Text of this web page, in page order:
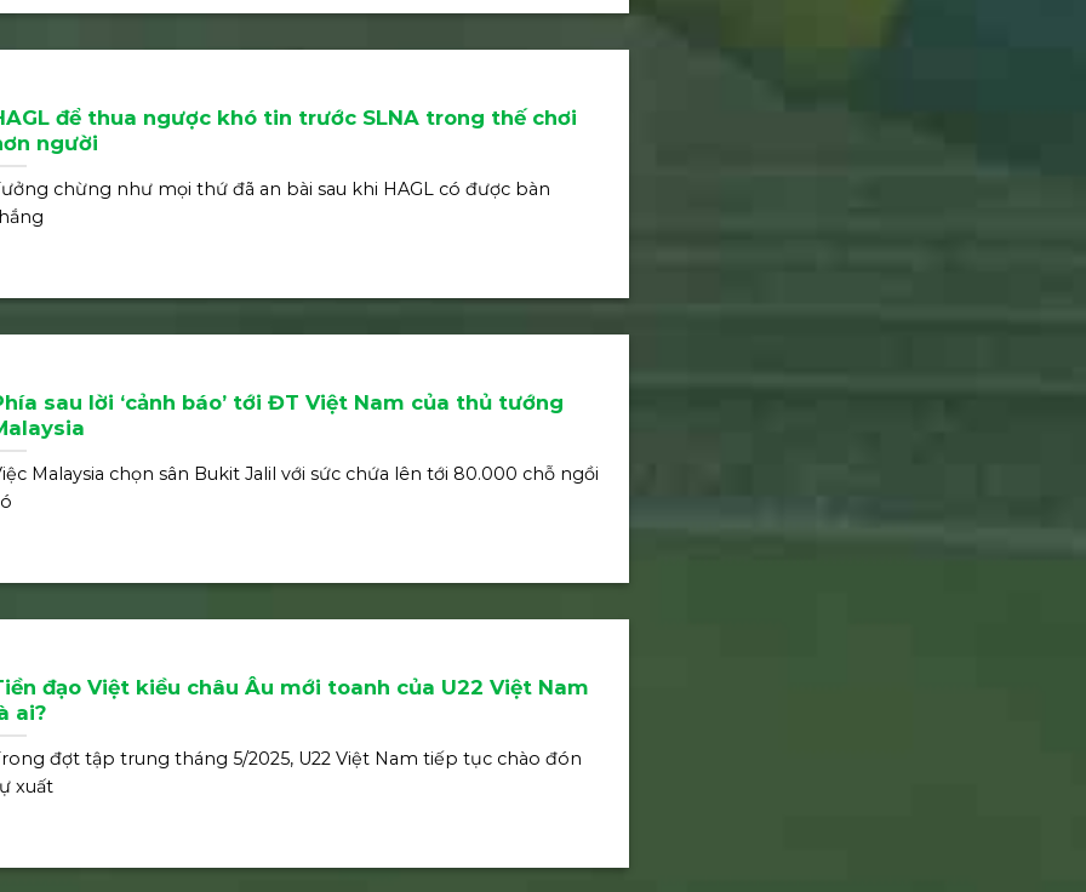
để thua ngược khó tin trước SLNA trong thế chơi
người
chừng như mọi thứ đã an bài sau khi HAGL có được bàn
sau lời ‘cảnh báo’ tới ĐT Việt Nam của thủ tướng
Malaysia chọn sân Bukit Jalil với sức chứa lên tới 80.000 chỗ ngồi
đạo Việt kiều châu Âu mới toanh của U22 Việt Nam
ai?
đợt tập trung tháng 5/2025, U22 Việt Nam tiếp tục chào đón
xuất